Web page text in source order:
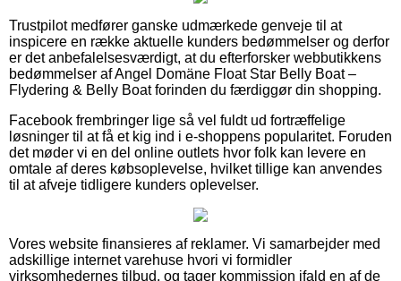
Trustpilot medfører ganske udmærkede genveje til at
inspicere en række aktuelle kunders bedømmelser og derfor
er det anbefalelsesværdigt, at du efterforsker webbutikkens
bedømmelser af Angel Domäne Float Star Belly Boat –
Flydering & Belly Boat forinden du færdiggør din shopping.
Facebook frembringer lige så vel fuldt ud fortræffelige
løsninger til at få et kig ind i e-shoppens popularitet. Foruden
det møder vi en del online outlets hvor folk kan levere en
omtale af deres købsoplevelse, hvilket tillige kan anvendes
til at afveje tidligere kunders oplevelser.
Vores website finansieres af reklamer. Vi samarbejder med
adskillige internet varehuse hvori vi formidler
virksomhedernes tilbud, og tager kommission ifald en af de